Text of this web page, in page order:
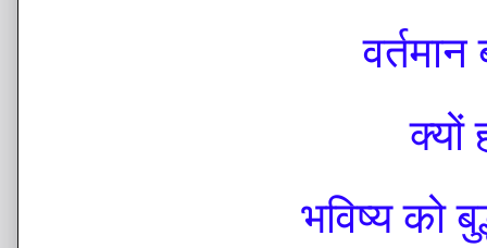
क्यों
भविष्य को